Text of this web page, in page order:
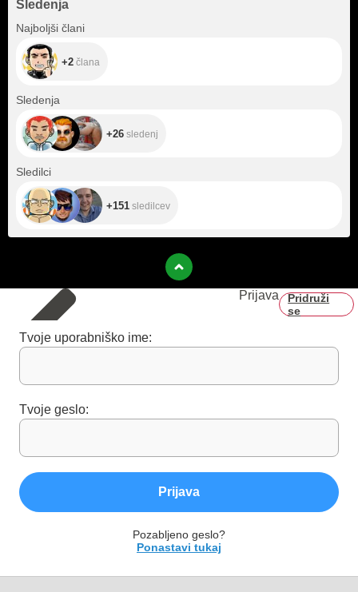
Sledenja
Najboljši člani
+2
+2 člana
Sledenja
+26 sledenj
Sledilci
+151 sledilcev
Prijava
Pridruži
se
Tvoje uporabniško ime:
Tvoje geslo:
Prijava
Pozabljeno geslo?
Ponastavi tukaj